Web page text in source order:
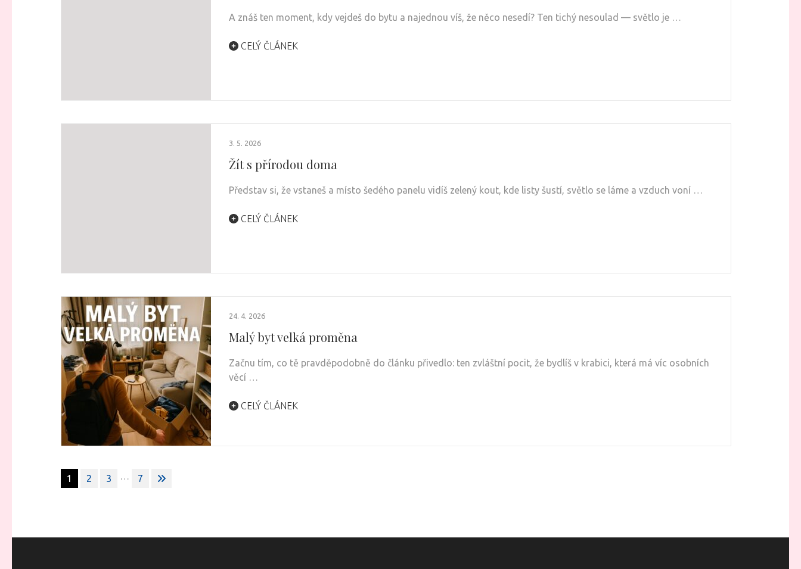
A znáš ten moment, kdy vejdeš do bytu a najednou víš, že něco nesedí? Ten tichý nesoulad — světlo je …
CELÝ ČLÁNEK
3. 5. 2026
Žít s přírodou doma
Představ si, že vstaneš a místo šedého panelu vidíš zelený kout, kde listy šustí, světlo se láme a vzduch voní …
CELÝ ČLÁNEK
24. 4. 2026
Malý byt velká proměna
Začnu tím, co tě pravděpodobně do článku přivedlo: ten zvláštní pocit, že bydlíš v krabici, která má víc osobních
věcí …
CELÝ ČLÁNEK
Stránkování
příspěvků
1 2 3 … 7